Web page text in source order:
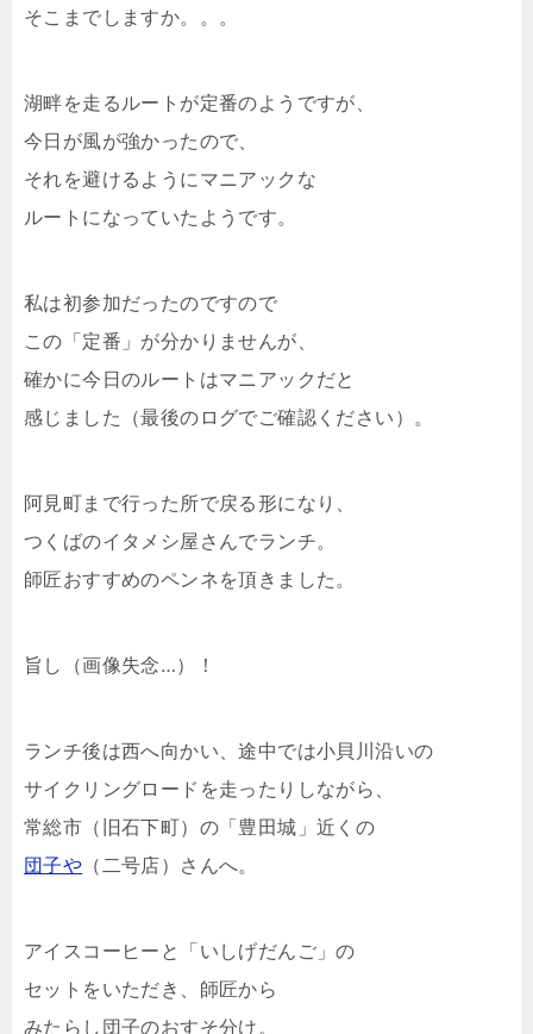
そこまでしますか。。。
湖畔を走るルートが定番のようですが、
今日が風が強かったので、
それを避けるようにマニアックな
ルートになっていたようです。
私は初参加だったのですので
この「定番」が分かりませんが、
確かに今日のルートはマニアックだと
感じました（最後のログでご確認ください）。
阿見町まで行った所で戻る形になり、
つくばのイタメシ屋さんでランチ。
師匠おすすめのペンネを頂きました。
旨し（画像失念…）！
ランチ後は西へ向かい、途中では小貝川沿いの
サイクリングロードを走ったりしながら、
常総市（旧石下町）の「豊田城」近くの
団子や （二号店）さんへ。
アイスコーヒーと「いしげだんご」の
セットをいただき、師匠から
みたらし団子のおすそ分け。